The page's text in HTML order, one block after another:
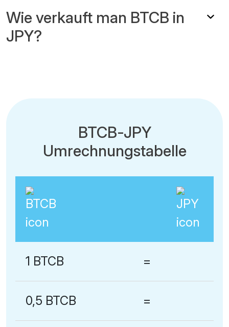
Wie verkauft man BTCB in
JPY?
BTCB-JPY
Umrechnungstabelle
1 BTCB =
0,5 BTCB =